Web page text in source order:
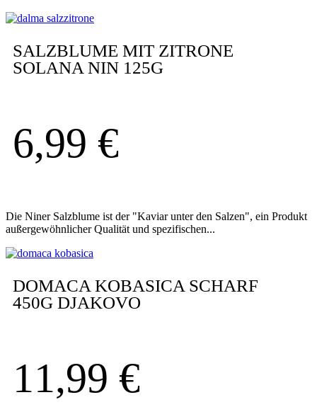
SALZBLUME MIT ZITRONE
SOLANA NIN 125G
6,99 €
Die Niner Salzblume ist der "Kaviar unter den Salzen", ein Produkt
außergewöhnlicher Qualität und spezifischen...
DOMACA KOBASICA SCHARF
450G DJAKOVO
11,99 €